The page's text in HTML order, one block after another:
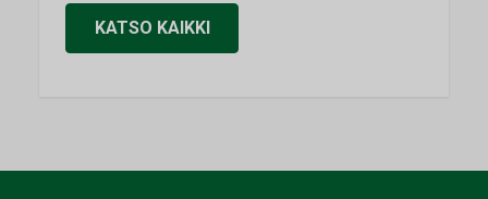
KATSO KAIKKI